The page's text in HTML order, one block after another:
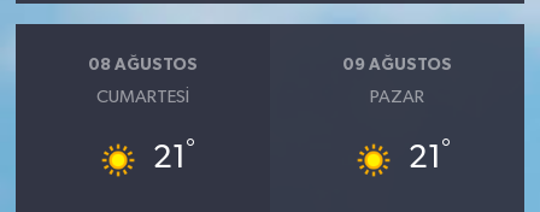
08 AĞUSTOS
CUMARTESI
21 °
09 AĞUSTOS
PAZAR
21 °